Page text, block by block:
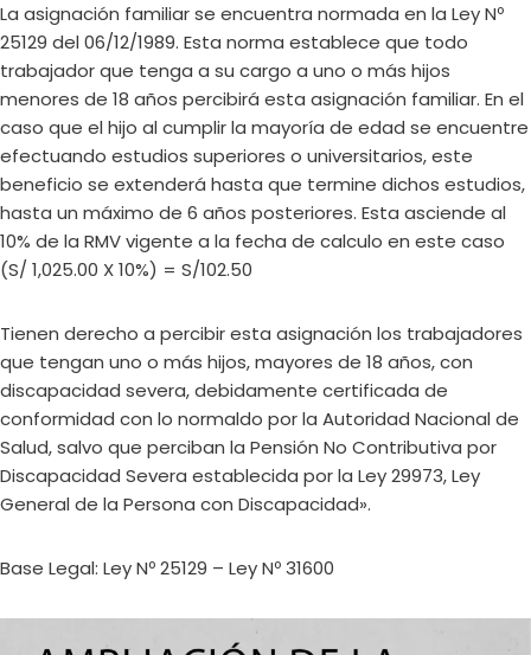
La asignación familiar se encuentra normada en la Ley Nº
25129 del 06/12/1989. Esta norma establece que todo
trabajador que tenga a su cargo a uno o más hijos
menores de 18 años percibirá esta asignación familiar. En el
caso que el hijo al cumplir la mayoría de edad se encuentre
efectuando estudios superiores o universitarios, este
beneficio se extenderá hasta que termine dichos estudios,
hasta un máximo de 6 años posteriores. Esta asciende al
10% de la RMV vigente a la fecha de calculo en este caso
(S/ 1,025.00 X 10%) = S/102.50
Tienen derecho a percibir esta asignación los trabajadores
que tengan uno o más hijos, mayores de 18 años, con
discapacidad severa, debidamente certificada de
conformidad con lo normaldo por la Autoridad Nacional de
Salud, salvo que perciban la Pensión No Contributiva por
Discapacidad Severa establecida por la Ley 29973, Ley
General de la Persona con Discapacidad».
Base Legal: Ley Nº 25129 – Ley Nº 31600